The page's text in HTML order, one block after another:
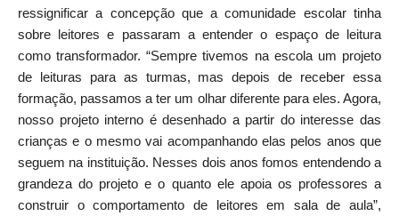
ressignificar a concepção que a comunidade escolar tinha
sobre leitores e passaram a entender o espaço de leitura
como transformador. “Sempre tivemos na escola um projeto
de leituras para as turmas, mas depois de receber essa
formação, passamos a ter um olhar diferente para eles. Agora,
nosso projeto interno é desenhado a partir do interesse das
crianças e o mesmo vai acompanhando elas pelos anos que
seguem na instituição. Nesses dois anos fomos entendendo a
grandeza do projeto e o quanto ele apoia os professores a
construir o comportamento de leitores em sala de aula”,